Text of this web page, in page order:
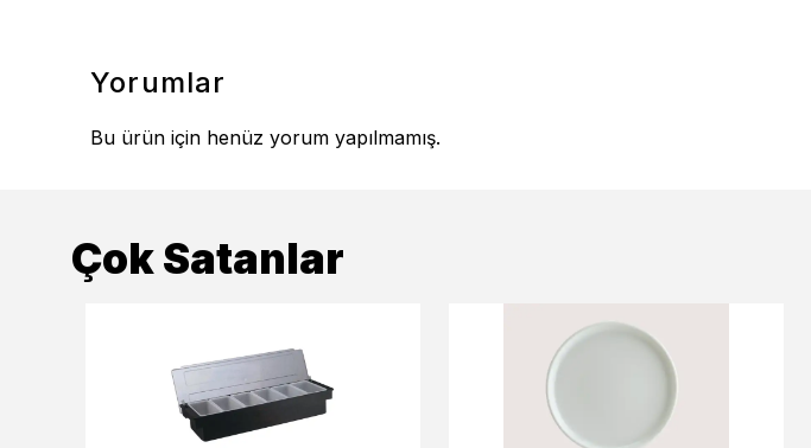
Yorumlar
Bu ürün için henüz yorum yapılmamış.
Çok Satanlar